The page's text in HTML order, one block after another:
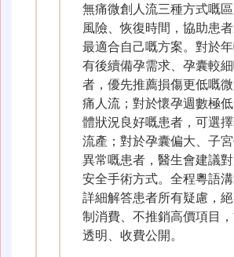
無痛微創人流三種方式嘅區
風險、恢復時間，協助患
最適合自己嘅方案。對於年
有後續備孕需求、孕囊較
者，優先推薦損傷更低嘅
痛人流；對於懷孕週數極
體狀況良好嘅患者，可選
流產；對於孕囊偏大、子
異常嘅患者，醫生會建議
安全手術方式。全程粵語溝
詳細解答患者所有疑慮，
制消費、不推銷高價項目
透明、收費公開。